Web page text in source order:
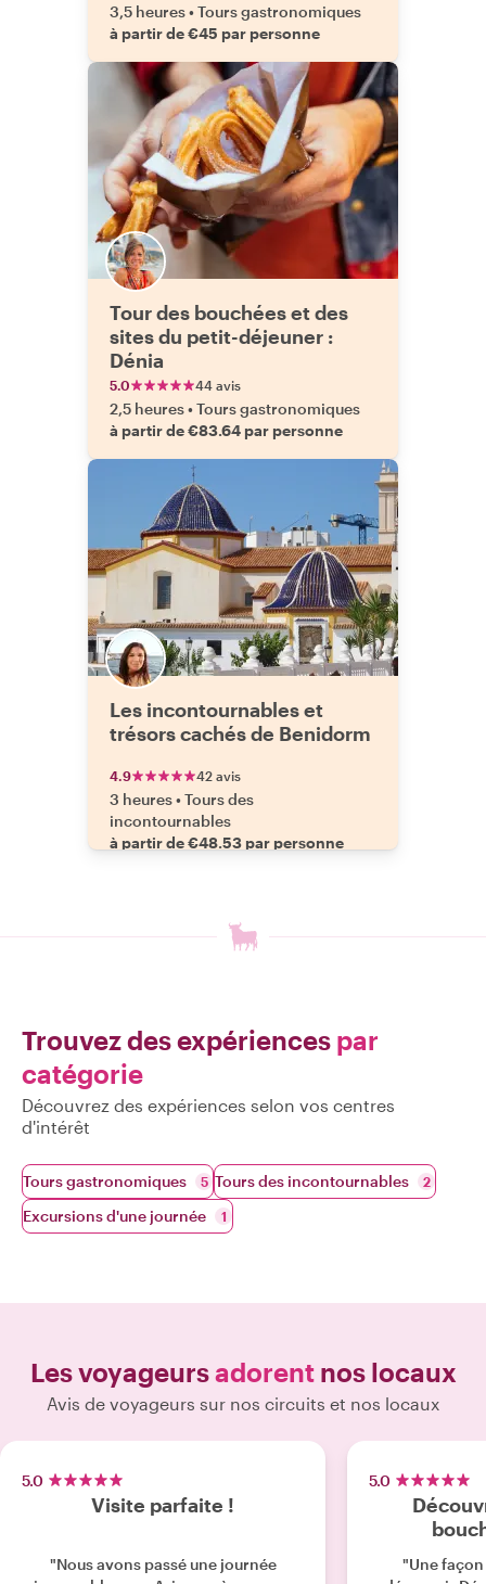
3,5 heures•Tours gastronomiques
à partir de €45 par personne
Tour des bouchées et des
sites du petit-déjeuner :
Dénia
5.0 44 avis
2,5 heures•Tours gastronomiques
à partir de €83.64 par personne
Les incontournables et
trésors cachés de Benidorm
4.9 42 avis
3 heures•Tours des
incontournables
à partir de €48.53 par personne
Trouvez des expériences par
catégorie
Découvrez des expériences selon vos centres
d'intérêt
Tours gastronomiques 5 Tours des incontournables 2
Excursions d'une journée 1
Les voyageursadorentnos locaux
Avis de voyageurs sur nos circuits et nos locaux
5.0
Visite parfaite !
"Nous avons passé une journée
5.0
"Une